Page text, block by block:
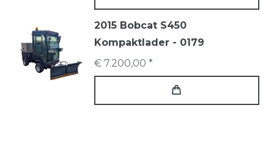
2015 Bobcat S450
Kompaktlader - 0179
€ 7.200,00 *